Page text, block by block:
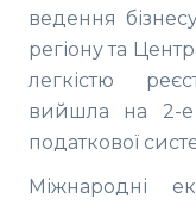
ведення
регіону та
легкістю
вийшла на 2-е
податкової
Міжнародні